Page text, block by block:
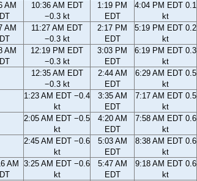
AM
10:36 AM EDT
−0.3 kt
1:19 PM
EDT
4:04 PM EDT 0.1
kt
AM
11:27 AM EDT
−0.3 kt
2:17 PM
EDT
5:19 PM EDT 0.2
kt
AM
12:19 PM EDT
−0.3 kt
3:03 PM
EDT
6:19 PM EDT 0.3
kt
12:35 AM EDT
−0.3 kt
2:44 AM
EDT
6:29 AM EDT 0.5
kt
1:23 AM EDT −0.4
kt
3:35 AM
EDT
7:17 AM EDT 0.5
kt
2:05 AM EDT −0.5
kt
4:20 AM
EDT
7:58 AM EDT 0.6
kt
2:45 AM EDT −0.6
kt
5:03 AM
EDT
8:38 AM EDT 0.6
kt
AM
3:25 AM EDT −0.6
kt
5:47 AM
EDT
9:18 AM EDT 0.6
kt